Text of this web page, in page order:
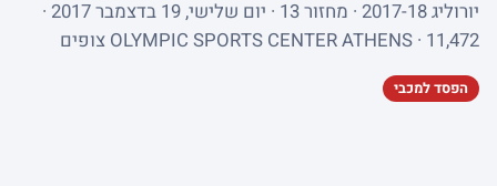
יורוליג 2017-18 · מחזור 13 · יום שלישי, 19 בדצמבר 2017 ·
OLYMPIC SPORTS CENTER ATHENS · 11,472 צופים
הפסד למכבי